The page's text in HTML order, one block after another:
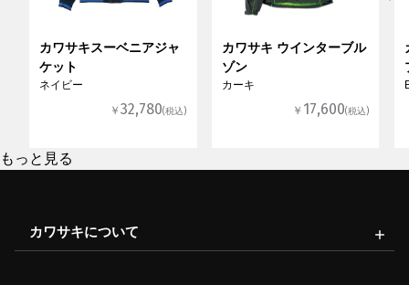
カワサキスーベニアジャ
ケット
ネイビー
￥32,780(税込)
カワサキ ウインターブル
ゾン
カーキ
￥ 17,600(税込)
もっと見る
カワサキについて